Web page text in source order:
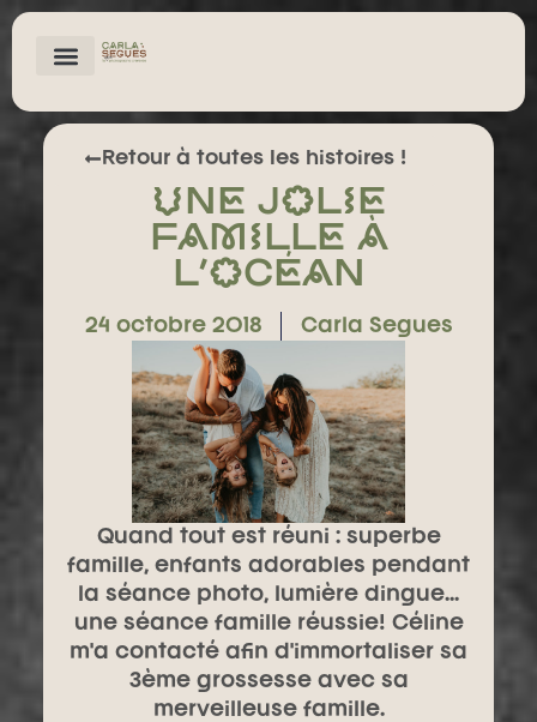
Retour à toutes les histoires !
Une jolie
Famille à
l’Océan
24 octobre 2018 Carla Segues
Quand tout est réuni : superbe
famille, enfants adorables pendant
la séance photo, lumière dingue...
une séance famille réussie! Céline
m'a contacté afin d'immortaliser sa
3ème grossesse avec sa
merveilleuse famille.